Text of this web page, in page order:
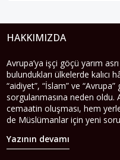
HAKKIMIZDA
bulundukları ülkelerde kalıcı
“aidiyet”, “İslam” ve
sorgulanmasına neden oldu.
cemaatin oluşması, hem
de Müslümanlar için yeni
Yazının devamı